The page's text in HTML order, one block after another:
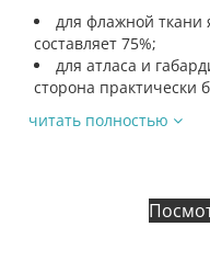
для флажной ткани
составляет 75%;
для атласа и
сторона практически
читать полностью